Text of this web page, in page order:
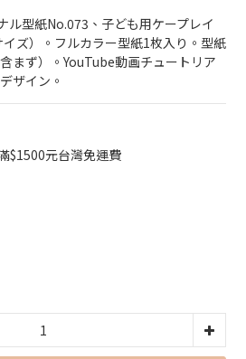
型紙No.073、子ども用ケープレイ
ズ）。フルカラー型紙1枚入り。型紙
まず）。YouTube動画チュートリア
ザイン。
$1500元台灣免運費